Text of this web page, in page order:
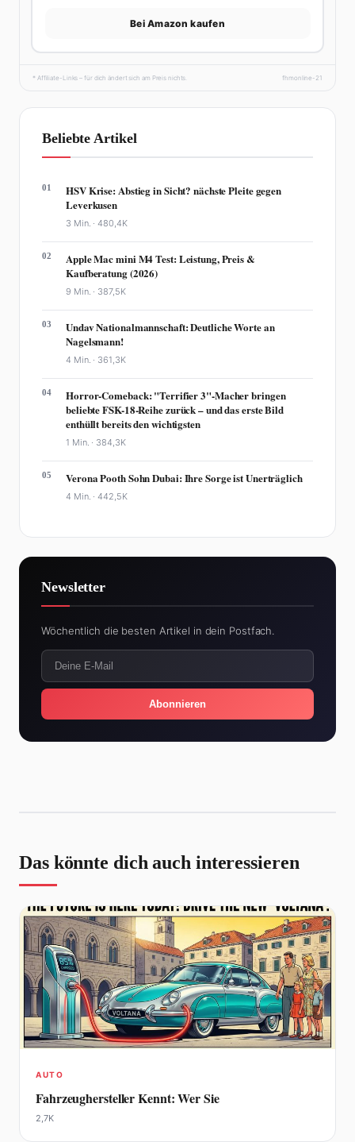
Bei Amazon kaufen
* Affiliate-Links – für dich ändert sich am Preis nichts. fhmonline-21
Beliebte Artikel
01
HSV Krise: Abstieg in Sicht? nächste Pleite gegen
Leverkusen
3 Min. ·480,4K
02
Apple Mac mini M4 Test: Leistung, Preis &
Kaufberatung (2026)
9 Min. · 387,5K
03
Undav Nationalmannschaft: Deutliche Worte an
Nagelsmann!
4 Min. · 361,3K
04
Horror-Comeback: "Terrifier 3"-Macher bringen
beliebte FSK-18-Reihe zurück – und das erste Bild
enthüllt bereits den wichtigsten
1 Min. · 384,3K
05 Verona Pooth Sohn Dubai: Ihre Sorge ist Unerträglich
4 Min. ·442,5K
Newsletter
Wöchentlich die besten Artikel in dein Postfach.
Abonnieren
Das könnte dich auch interessieren
AUTO
Fahrzeughersteller Kennt: Wer Sie
2,7K